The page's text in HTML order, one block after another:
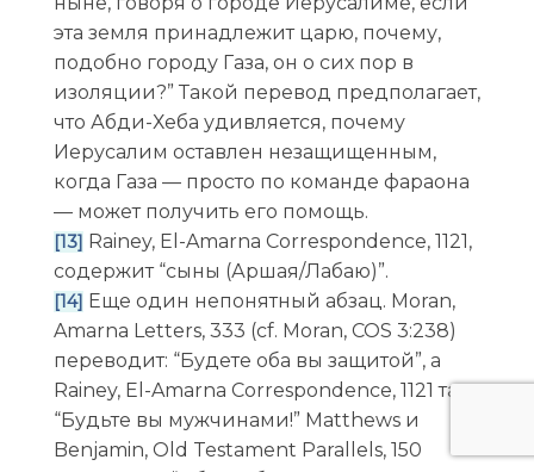
эта земля принадлежит царю, почему,
подобно городу Газа, он о сих пор в
изоляции?” Такой перевод предполагает,
что Абди-Хеба удивляется, почему
Иерусалим оставлен незащищенным,
когда Газа — просто по команде фараона
— может получить его помощь.
[13] Rainey, El-Amarna Correspondence, 1121,
содержит “сыны (Аршая/Лабаю)”.
[14] Еще один непонятный абзац. Moran,
Amarna Letters, 333 (cf. Moran, COS 3:238)
переводит: “Будете оба вы защитой”, а
Rainey, El-Amarna Correspondence, 1121 так:
“Будьте вы мужчинами!” Matthews и
Benjamin, Old Testament Parallels, 150